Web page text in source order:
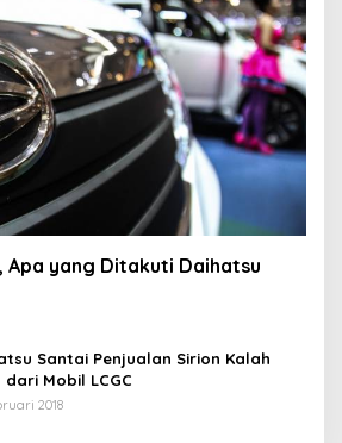
Apa yang Ditakuti Daihatsu
Santai Penjualan Sirion Kalah
dari Mobil LCGC
2018